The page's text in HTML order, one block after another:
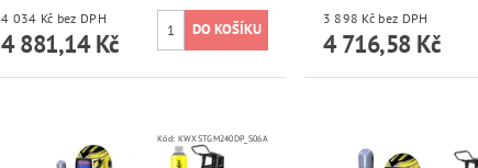
4 034 Kč bez DPH
4 881,14 Kč
3 898 Kč bez DPH
4 716,58 Kč
Kód: KWXSTGM240DP_S06A